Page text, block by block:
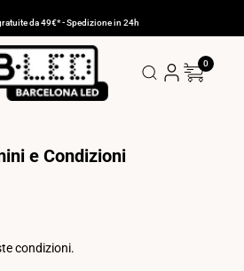
da 49€* - Spedizione in 24h
Italia
0
e Condizioni
condizioni.